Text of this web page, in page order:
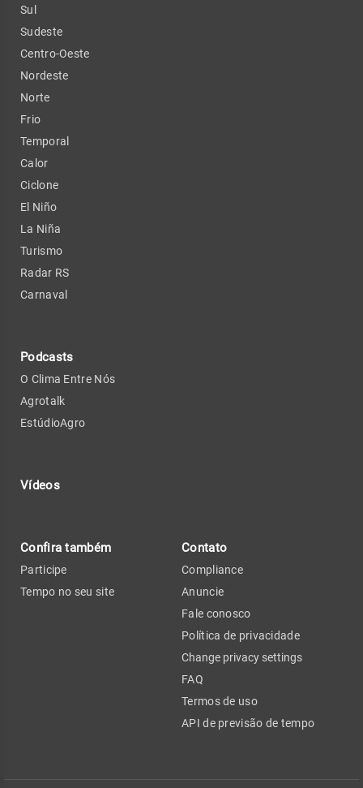
Sul
Sudeste
Centro-Oeste
Nordeste
Norte
Frio
Temporal
Calor
Ciclone
El Niño
La Niña
Turismo
Radar RS
Carnaval
Podcasts
O Clima Entre Nós
Agrotalk
EstúdioAgro
Vídeos
Confira também
Participe
Tempo no seu site
Contato
Compliance
Anuncie
Fale conosco
Política de privacidade
Change privacy settings
FAQ
Termos de uso
API de previsão de tempo